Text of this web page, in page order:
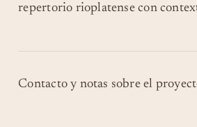
repertorio rioplatense con
Contacto y notas sobre el